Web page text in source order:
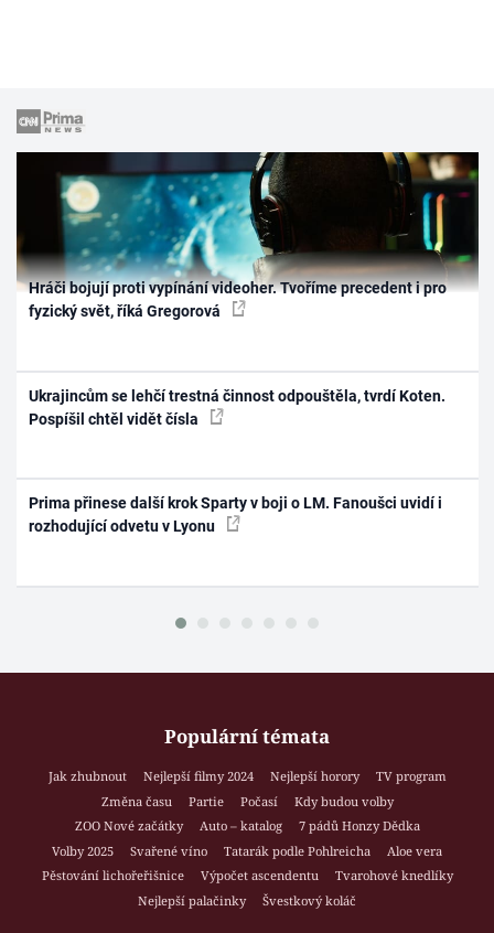
Hráči bojují proti vypínání videoher. Tvoříme precedent i pro
fyzický svět, říká Gregorová
Ukrajincům se lehčí trestná činnost odpouštěla, tvrdí Koten.
Pospíšil chtěl vidět čísla
Prima přinese další krok Sparty v boji o LM. Fanoušci uvidí i
rozhodující odvetu v Lyonu
Populární témata
Jak zhubnout Nejlepší filmy 2024 Nejlepší horory
TV program
Změna času
Partie Počasí
Kdy budou volby
ZOO Nové začátky
Auto – katalog
7 pádů Honzy Dědka
Volby 2025
Svařené víno Tatarák podle Pohlreicha
Aloe vera
Pěstování lichořeřišnice
Výpočet ascendentu
Tvarohové knedlíky
Nejlepší palačinky
Švestkový koláč